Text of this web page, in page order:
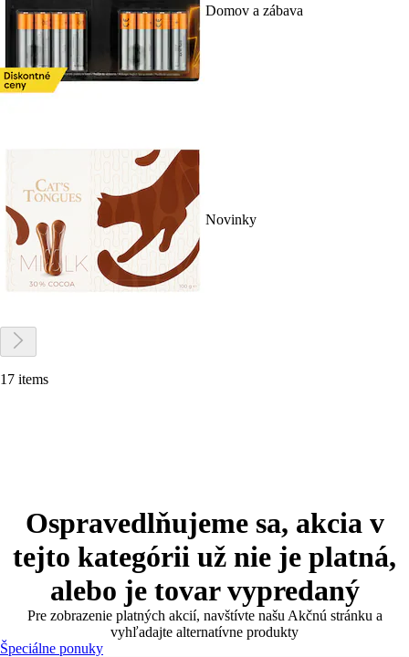
Domov a zábava
Novinky
17 items
Ospravedlňujeme sa, akcia v
tejto kategórii už nie je platná,
alebo je tovar vypredaný
Pre zobrazenie platných akcií, navštívte našu Akčnú stránku a
vyhľadajte alternatívne produkty
Špeciálne ponuky